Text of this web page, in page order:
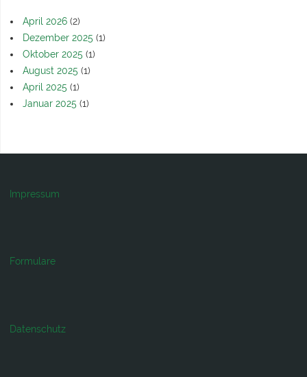
April 2026 (2)
Dezember 2025 (1)
Oktober 2025 (1)
August 2025 (1)
April 2025 (1)
Januar 2025 (1)
Impressum
Formulare
Datenschutz